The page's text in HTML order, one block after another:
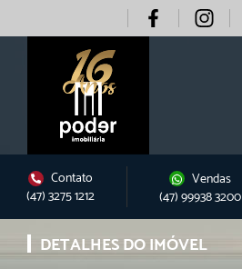
Contato
(47) 3275 1212
Vendas
(47) 99938 3200
DETALHES DO IMÓVEL